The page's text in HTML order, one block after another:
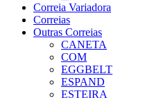
Correia Variadora
Correias
Outras Correias
CANETA
COM
EGGBELT
ESPAND
ESTEIRA